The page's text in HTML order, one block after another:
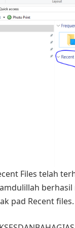
Files telah
pad Recent files.